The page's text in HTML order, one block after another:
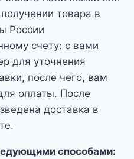
товара в
России
счету: с вами
для уточнения
после чего, вам
оплаты. После
доставка в
способами: